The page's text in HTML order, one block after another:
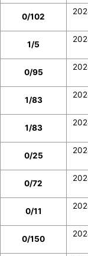
0/102
1/5
0/95
1/83
1/83
0/25
0/72
0/11
0/150